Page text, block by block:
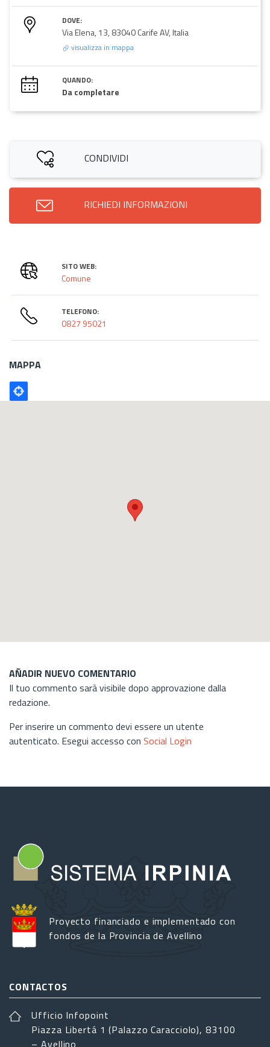
DOVE:
Via Elena, 13, 83040 Carife AV, Italia
visualizza in mappa
QUANDO:
Da completare
CONDIVIDI
RICHIEDI INFORMAZIONI
SITO WEB:
Comune
TELEFONO:
0827 95021
MAPPA
Poligono
GEO
AÑADIR NUEVO COMENTARIO
Il tuo commento sarà visibile dopo approvazione dalla
redazione.
Per inserire un commento devi essere un utente
autenticato. Esegui accesso con Social Login
Proyecto financiado e implementado con
fondos de la Provincia de Avellino
CONTACTOS
Ufficio Infopoint
Piazza Libertá 1 (Palazzo Caracciolo), 83100
– Avellino